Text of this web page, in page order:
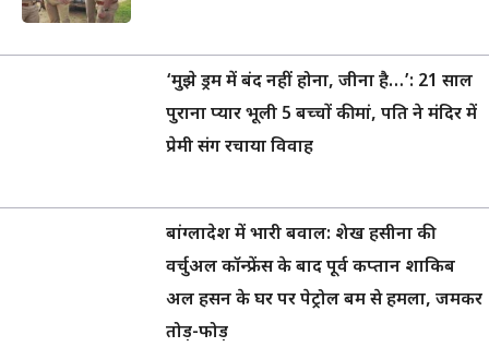
‘मुझे ड्रम में बंद नहीं होना, जीना है…’: 21 साल
पुराना प्यार भूली 5 बच्चों की मां, पति ने मंदिर में
प्रेमी संग रचाया विवाह
बांग्लादेश में भारी बवाल: शेख हसीना की
वर्चुअल कॉन्फ्रेंस के बाद पूर्व कप्तान शाकिब
अल हसन के घर पर पेट्रोल बम से हमला, जमकर
तोड़-फोड़